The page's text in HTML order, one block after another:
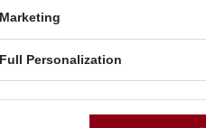
Personalization